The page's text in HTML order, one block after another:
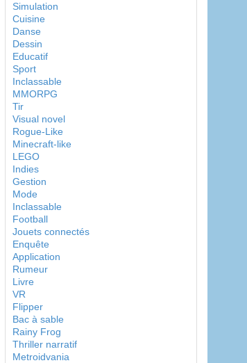
Simulation
Cuisine
Danse
Dessin
Educatif
Sport
Inclassable
MMORPG
Tir
Visual novel
Rogue-Like
Minecraft-like
LEGO
Indies
Gestion
Mode
Inclassable
Football
Jouets connectés
Enquête
Application
Rumeur
Livre
VR
Flipper
Bac à sable
Rainy Frog
Thriller narratif
Metroidvania